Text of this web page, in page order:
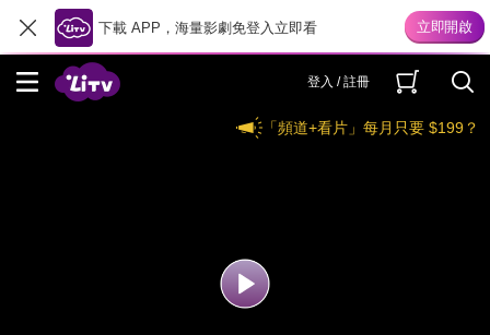
下載 APP，海量影劇免登入立即看
登入 / 註冊
「頻道+看片」每月只要 $199？